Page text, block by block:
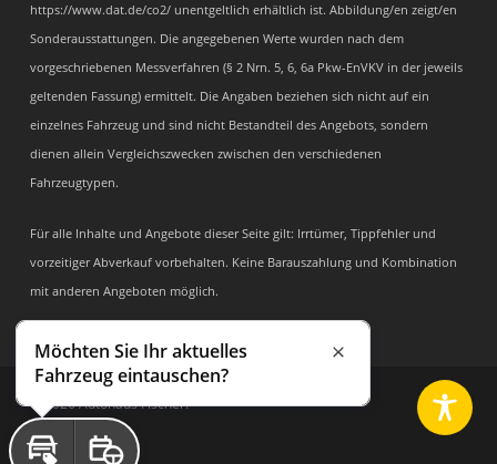
https://www.dat.de/co2/ unentgeltlich erhältlich ist. Abbildung/en zeigt/en
Sonderausstattungen. Die angegebenen Werte wurden nach dem
vorgeschriebenen Messverfahren (§ 2 Nrn. 5, 6, 6a Pkw-EnVKV in der jeweils
geltenden Fassung) ermittelt. Die Angaben beziehen sich nicht auf ein
einzelnes Fahrzeug und sind nicht Bestandteil des Angebots, sondern
dienen allein Vergleichszwecken zwischen den verschiedenen
Fahrzeugtypen.
Für alle Inhalte und Angebote dieser Seite gilt: Irrtümer, Tippfehler und
vorzeitiger Abverkauf vorbehalten. Keine Barauszahlung und Kombination
mit anderen Angeboten möglich.
© 2026 Autohaus Fischer.
facebookyoutubeinstagram
Möchten Sie Ihr aktuelles
Fahrzeug eintauschen?
Schließen